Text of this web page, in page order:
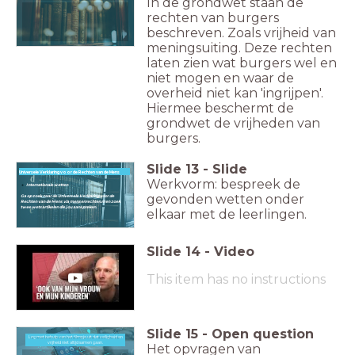
rechten van burgers
beschreven. Zoals vrijheid van
meningsuiting. Deze rechten
laten zien wat burgers wel en
niet mogen en waar de
overheid niet kan 'ingrijpen'.
Hiermee beschermt de
grondwet de vrijheden van
burgers.
Universele Verklaring voor de Rechten van de Mens
Internationale wetten
Ga op zoek naar de Universele Verklaring voor de
Rechten van de Mens via mensenrechten.nl en zoek
twee wetsartikelen die jou aanspreken.
Slide 13 - Slide
Werkvorm: bespreek de
gevonden wetten onder
elkaar met de leerlingen.
Slide 14 - Video
This item has no instructions
Leg met behulp van het filmpje uit dat veiligheid en vrijheid niet altijd samen. gaan
Leg met behulp van het filmpje uit dat veiligheid en
vrijheid niet altijd samen gaan.
Slide 15 - Open question
Het opvragen van